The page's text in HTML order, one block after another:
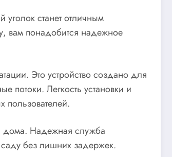
уголок станет отличным
вам понадобится надежное
Это устройство создано для
потоки. Легкость установки и
дома. Надежная служба
саду без лишних задержек.